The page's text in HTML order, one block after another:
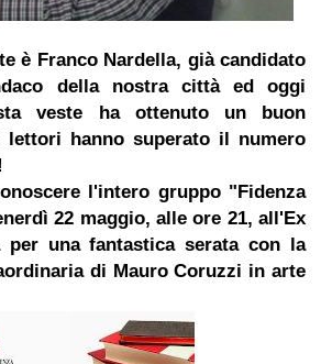
è Franco Nardella, già candidato
della nostra città ed oggi
veste ha ottenuto un buon
hanno superato il numero
l'intero gruppo "Fidenza
22 maggio, alle ore 21, all'Ex
per una fantastica serata con la
di Mauro Coruzzi in arte